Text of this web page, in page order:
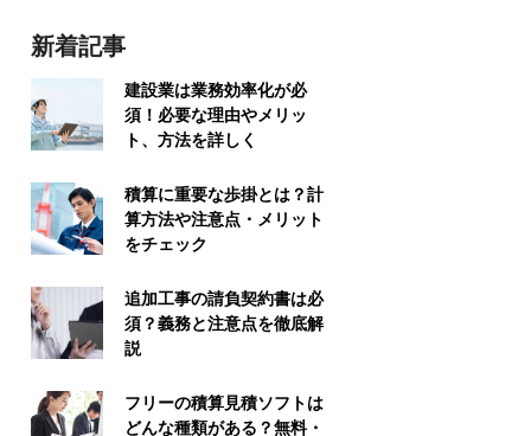
新着記事
建設業は業務効率化が必
須！必要な理由やメリッ
ト、方法を詳しく
積算に重要な歩掛とは？計
算方法や注意点・メリット
をチェック
追加工事の請負契約書は必
須？義務と注意点を徹底解
説
フリーの積算見積ソフトは
どんな種類がある？無料・